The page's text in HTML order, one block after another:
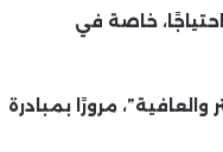
خاصة في
مرورًا بمبادرة